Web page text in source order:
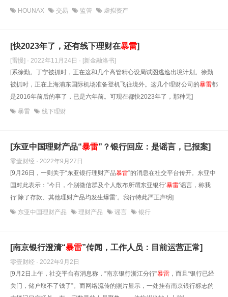
HOUNAX 交易 监管 虚拟资产
[快2023年了，还有线下理财在暴雷]
[雷慢] · 2022年11月24日 · [新金融洛书]
[系徐勤。丁宁被抓时，正在这和几个高管精心设局试图逃逸出境计划。徐勤
被抓时，正在上海浦东国际机场准备登机飞往境外。这几个理财公司的暴雷都
是2016年前后的事了，已是六年前。可现在都快2023年了，那种无]
暴雷 线下理财
[东亚中国理财产品“暴雷”？银行回应：是谣言，已报案]
零壹财经 · 2022年9月27日
[9月26日，一则关于“东亚银行理财产品暴雷”的消息在社交平台传开。东亚中
国对此表示：“今日，个别微信群及个人散布所谓东亚银行‘暴雷’谣言，称我
行‘除了存款、其他理财产品均发生爆雷’。我行特此严正声明]
东亚中国理财产品 理财产品 谣言 银行
[南京银行澄清“暴雷”传闻，工作人员：目前运营正常]
零壹财经 · 2022年9月2日
[9月2日上午，社交平台有消息称，“南京银行浙江分行”暴雷 ，而且“银行已经
关门，储户取不了钱了”。而网络流传的照片显示，一处挂有南京银行标志的